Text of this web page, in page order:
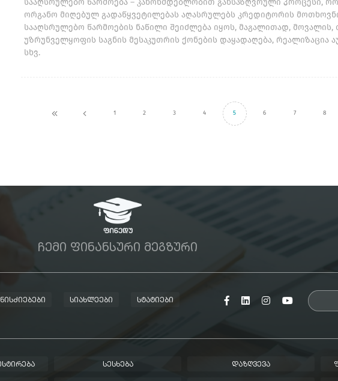
ორგანო მიღებულ გადაწყვეტილებას აღასრულებს კრედიტორის
სააღსრულებო წარმოების ნაწილი შეიძლება იყოს, მაგალითად, მოვალის,
უზრუნველყოფის საგნის მესაკუთრის ქონების დაყადაღება, რეალიზაცია
სხვ.
1 2 3 4 5 6 7 8
ᲩᲔᲛᲘ ᲤᲘᲜᲐᲜᲡᲣᲠᲘ ᲛᲔᲒᲖᲣᲠᲘ
ᲡᲘᲐᲮᲚᲔᲔᲑᲘ ᲡᲢᲐᲢᲘᲔᲑᲘ
ᲡᲔᲡᲮᲔᲑᲐ ᲓᲐᲖᲦᲕᲔᲕᲐ